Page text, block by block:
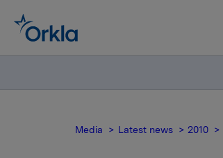
Media Latest news 2010